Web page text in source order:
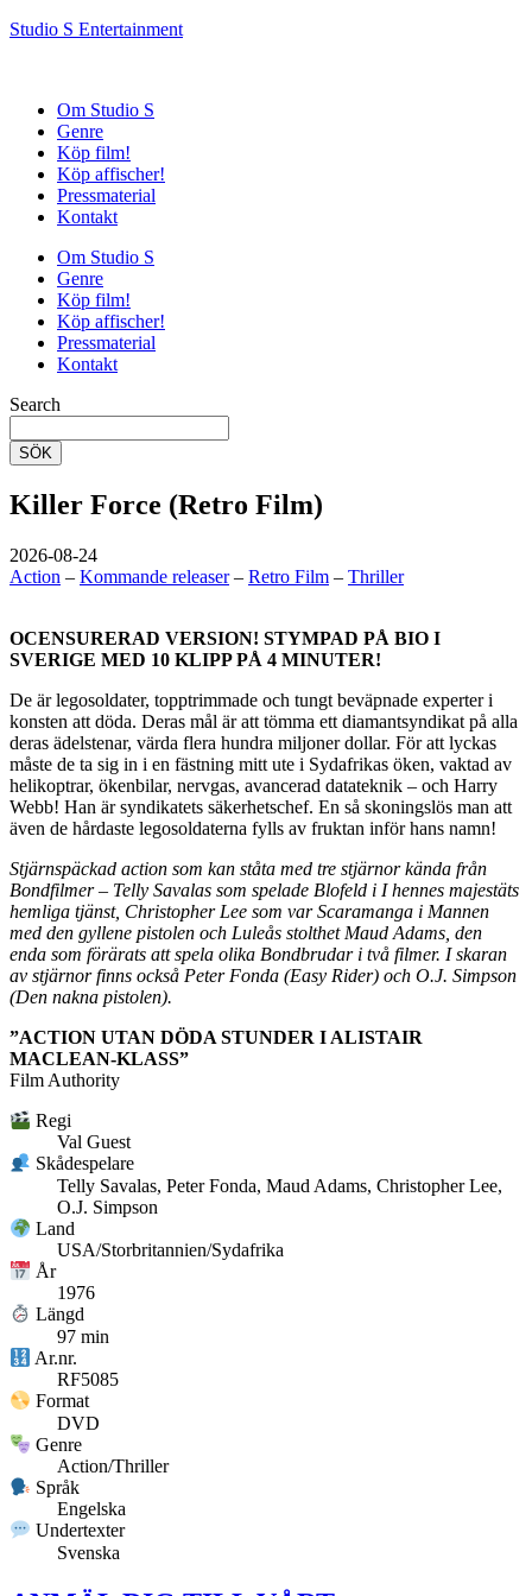
Studio S Entertainment
Om Studio S
Genre
Köp film!
Köp affischer!
Pressmaterial
Kontakt
Om Studio S
Genre
Köp film!
Köp affischer!
Pressmaterial
Kontakt
Search
SÖK
Killer Force (Retro Film)
2026-08-24
Action – Kommande releaser– Retro Film – Thriller
OCENSURERAD VERSION! STYMPAD PÅ BIO I
SVERIGE MED 10 KLIPP PÅ 4 MINUTER!
De är legosoldater, topptrimmade och tungt beväpnade experter i
konsten att döda. Deras mål är att tömma ett diamantsyndikat på alla
deras ädelstenar, värda flera hundra miljoner dollar. För att lyckas
måste de ta sig in i en fästning mitt ute i Sydafrikas öken, vaktad av
helikoptrar, ökenbilar, nervgas, avancerad datateknik – och Harry
Webb! Han är syndikatets säkerhetschef. En så skoningslös man att
även de hårdaste legosoldaterna fylls av fruktan inför hans namn!
Stjärnspäckad action som kan ståta med tre stjärnor kända från
Bondfilmer – Telly Savalas som spelade Blofeld i I hennes majestäts
hemliga tjänst, Christopher Lee som var Scaramanga i Mannen
med den gyllene pistolen och Luleås stolthet Maud Adams, den
enda som förärats att spela olika Bondbrudar i två filmer. I skaran
av stjärnor finns också Peter Fonda (Easy Rider) och O.J. Simpson
(Den nakna pistolen).
”ACTION UTAN DÖDA STUNDER I ALISTAIR
MACLEAN-KLASS”
Film Authority
Regi
Val Guest
Skådespelare
Telly Savalas, Peter Fonda, Maud Adams, Christopher Lee,
O.J. Simpson
Land
USA/Storbritannien/Sydafrika
År
1976
Längd
97 min
Ar.nr.
RF5085
Format
DVD
Genre
Action/Thriller
Språk
Engelska
Undertexter
Svenska